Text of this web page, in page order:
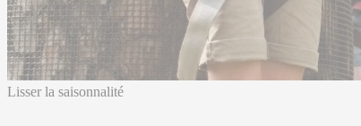
Lisser la saisonnalité